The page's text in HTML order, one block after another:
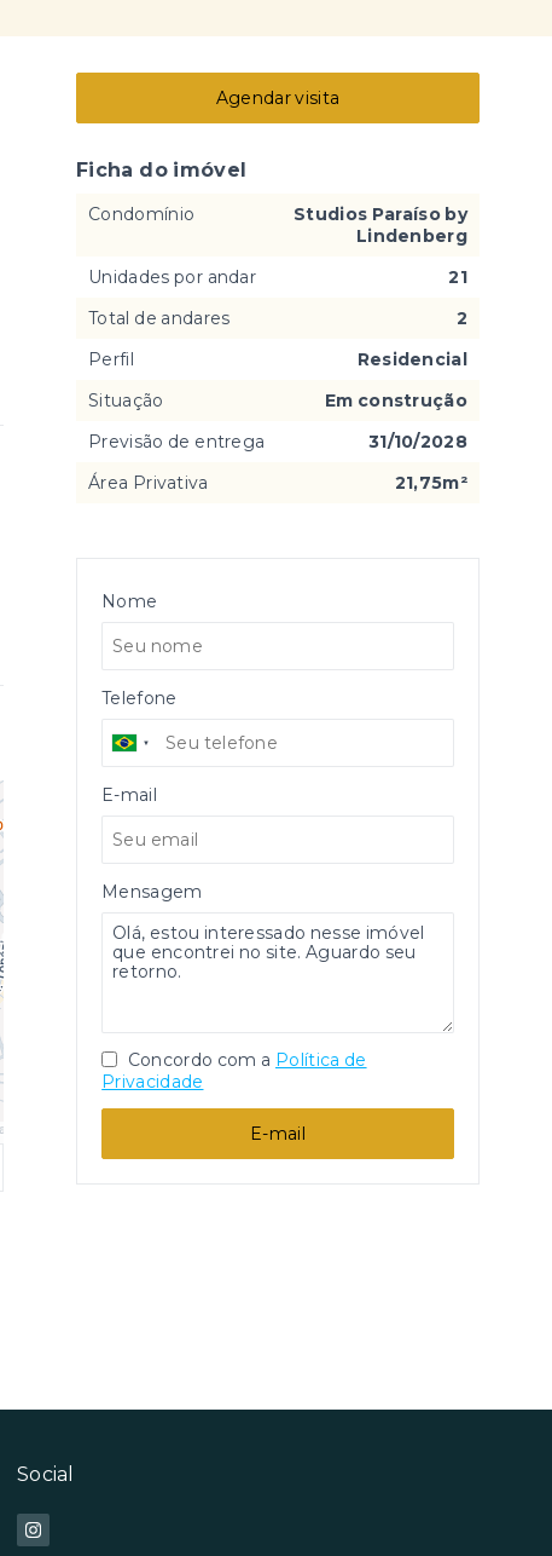
Agendar visita
Ficha do imóvel
Condomínio
Studios Paraíso by
Lindenberg
Unidades por andar
21
Total de andares
2
Perfil
Residencial
Situação
Em construção
Previsão de entrega
31/10/2028
Área Privativa
21,75m²
Nome
Telefone
E-mail
Mensagem
Concordo com a Política de
Privacidade
E-mail
Social